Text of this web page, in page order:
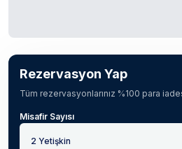
Rezervasyon Yap
Tüm rezervasyonlarınız %100 para
Misafir Sayısı
2 Yetişkin